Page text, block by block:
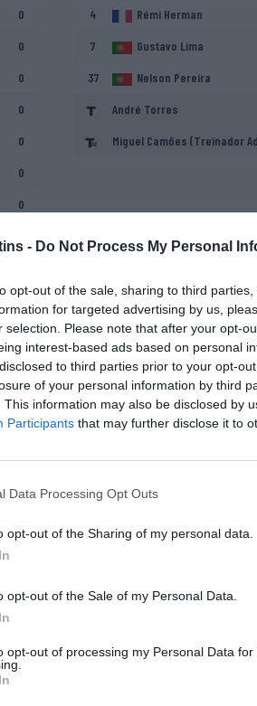
- Do Not Process My Personal
opt-out of the sale, sharing to third
for targeted advertising by us,
selection. Please note that after your opt-
interest-based ads based on personal
to third parties prior to your opt-
of your personal information by third
This information may also be disclosed by
Participants that may further disclose it to
Data Processing Opt Outs
opt-out of the Sharing of my personal data.
opt-out of the Sale of my Personal Data.
opt-out of processing my Personal Data for
0
0
0
0
0
0
0
4 Rémi Herman
7 Gustavo Lima
37 Nelson Pereira
André Torres
Miguel Camões (Treinador